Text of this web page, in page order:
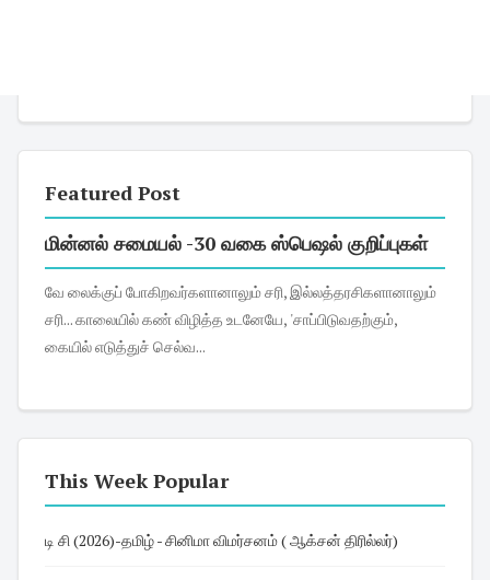
Featured Post
மின்னல் சமையல் -30 வகை ஸ்பெஷல் குறிப்புகள்
வே லைக்குப் போகிறவர்களானாலும் சரி, இல்லத்தரசிகளானாலும்
சரி... காலையில் கண் விழித்த உடனேயே, 'சாப்பிடுவதற்கும்,
கையில் எடுத்துச் செல்வ...
This Week Popular
டி சி (2026)-தமிழ் - சினிமா விமர்சனம் ( ஆக்சன் திரில்லர்)